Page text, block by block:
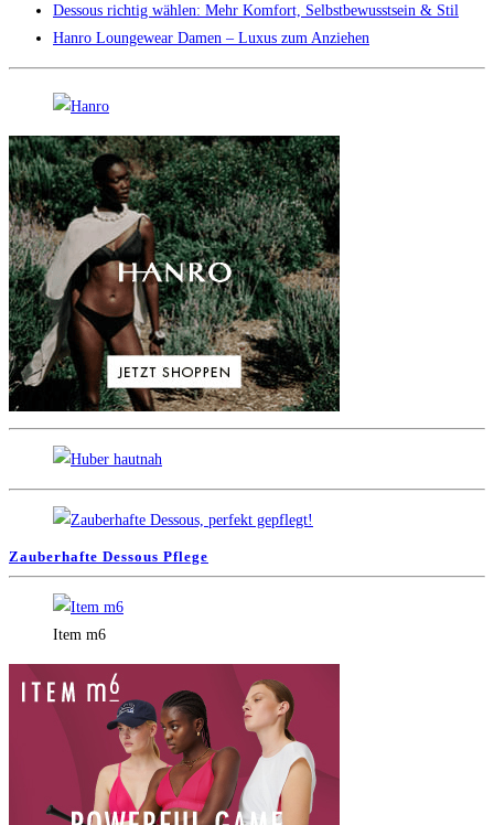
Dessous richtig wählen: Mehr Komfort, Selbstbewusstsein & Stil
Hanro Loungewear Damen – Luxus zum Anziehen
Zauberhafte Dessous Pflege
Item m6